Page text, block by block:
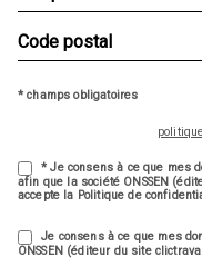
* champs obligatoires
* Je consens à ce que mes
afin que la société ONSSEN
accepte la Politique de
Je consens à ce que mes
ONSSEN (éditeur du site